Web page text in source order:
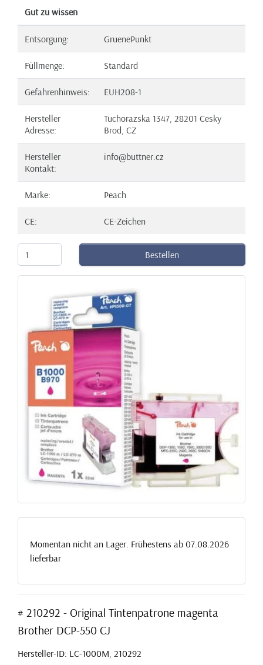
Gut zu wissen
Entsorgung: GruenePunkt
Füllmenge: Standard
Gefahrenhinweis: EUH208-1
Hersteller
Adresse:
Tuchorazska 1347, 28201 Cesky
Brod, CZ
Hersteller
Kontakt:
info@buttner.cz
Marke: Peach
CE: CE-Zeichen
Bestellen
Momentan nicht an Lager. Frühestens ab 07.08.2026
lieferbar
# 210292 - Original Tintenpatrone magenta
Brother DCP-550 CJ
Hersteller-ID: LC-1000M, 210292